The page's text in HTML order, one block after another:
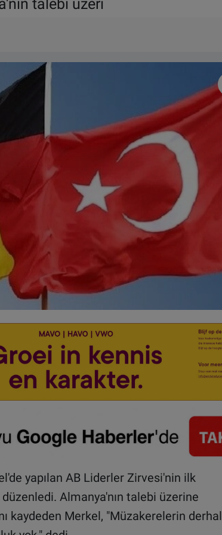
talebi üzeri
yapılan AB Liderler Zirvesi'nin ilk
düzenledi. Almanya'nın talebi üzerine
kaydeden Merkel, "Müzakerelerin derhal